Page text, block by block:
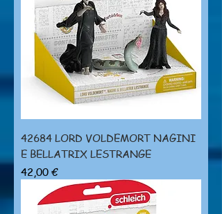
42684 LORD VOLDEMORT NAGINI
E BELLATRIX LESTRANGE
Prezzo
42,00 €